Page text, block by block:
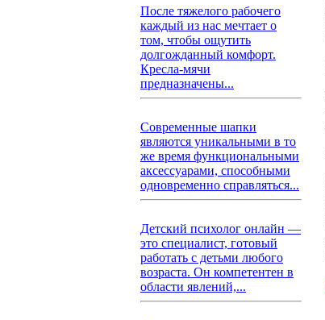
После тяжелого рабочего
каждый из нас мечтает о
том, чтобы ощутить
долгожданный комфорт.
Кресла-мячи
предназначены...
Современные шапки
являются уникальными в то
же время функциональными
аксессуарами, способными
одновременно справляться...
Детский психолог онлайн —
это специалист, готовый
работать с детьми любого
возраста. Он компетентен в
области явлений,...